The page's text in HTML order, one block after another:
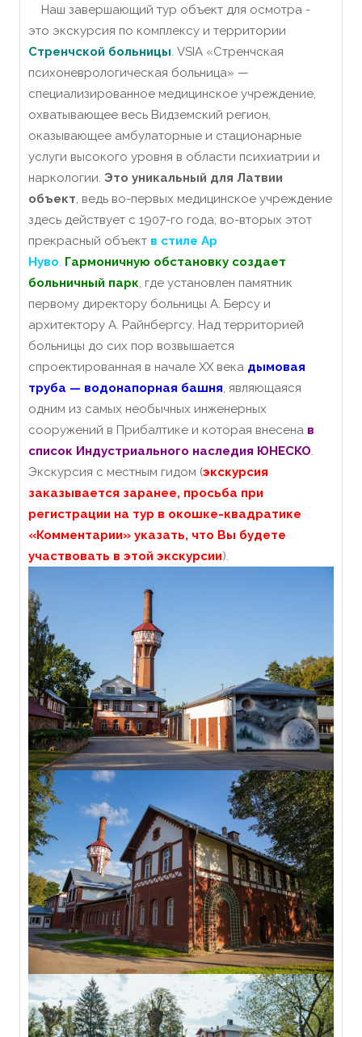
Наш завершающий тур объект для осмотра -
это экскурсия по комплексу и территории
Стренчской больницы. VSIA «Стренчская
психоневрологическая больница» —
специализированное медицинское учреждение,
охватывающее весь Видземский регион,
оказывающее амбулаторные и стационарные
услуги высокого уровня в области психиатрии и
наркологии. Это уникальный для Латвии
объект, ведь во-первых медицинское учреждение
здесь действует с 1907-го года; во-вторых этот
прекрасный объект в стиле Ар
Нуво. Гармоничную обстановку создает
больничный парк, где установлен памятник
первому директору больницы А. Берсу и
архитектору А. Райнбергсу. Над территорией
больницы до сих пор возвышается
спроектированная в начале XX века дымовая
труба — водонапорная башня, являющаяся
одним из самых необычных инженерных
сооружений в Прибалтике и которая внесена в
список Индустриального наследия ЮНЕСКО.
Экскурсия с местным гидом (экскурсия
заказывается заранее, просьба при
регистрации на тур в окошке-квадратике
«Комментарии» указать, что Вы будете
участвовать в этой экскурсии).